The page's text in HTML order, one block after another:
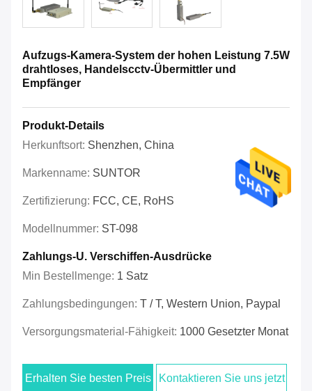
Aufzugs-Kamera-System der hohen Leistung 7.5W
drahtloses, Handelscctv-Übermittler und
Empfänger
Produkt-Details
Herkunftsort: Shenzhen, China
Markenname: SUNTOR
Zertifizierung: FCC, CE, RoHS
Modellnummer: ST-098
Zahlungs-U. Verschiffen-Ausdrücke
Min Bestellmenge: 1 Satz
Zahlungsbedingungen: T / T, Western Union, Paypal
Versorgungsmaterial-Fähigkeit: 1000 Gesetzter Monat
Erhalten Sie besten Preis Kontaktieren Sie uns jetzt